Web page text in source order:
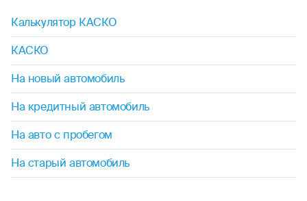
Калькулятор КАСКО
КАСКО
На новый автомобиль
На кредитный автомобиль
На авто с пробегом
На старый автомобиль